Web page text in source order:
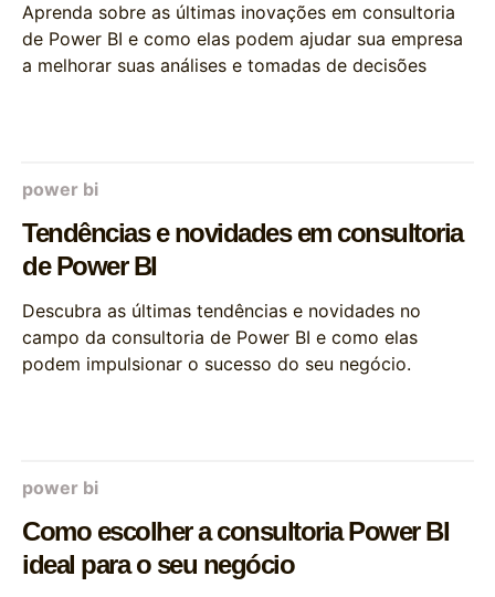
Aprenda sobre as últimas inovações em consultoria
de Power BI e como elas podem ajudar sua empresa
a melhorar suas análises e tomadas de decisões
power bi
Tendências e novidades em consultoria
de Power BI
Descubra as últimas tendências e novidades no
campo da consultoria de Power BI e como elas
podem impulsionar o sucesso do seu negócio.
power bi
Como escolher a consultoria Power BI
ideal para o seu negócio